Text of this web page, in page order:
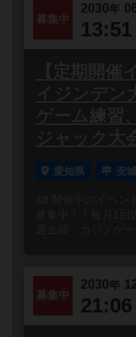
募集中
2030年
【定期開催
イジンデン
ゲーム練習
ジャック大
愛知県 安
&lt;開催中のイベン
募集中！！毎月1
週金曜 カジノゲー
募集中
2030年